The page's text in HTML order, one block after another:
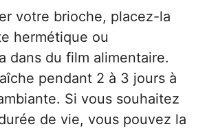
votre brioche, placez-la
hermétique ou
dans du film alimentaire.
pendant 2 à 3 jours à
Si vous souhaitez
de vie, vous pouvez la